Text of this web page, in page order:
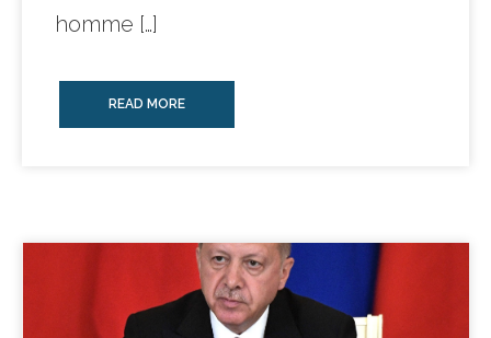
homme […]
READ MORE